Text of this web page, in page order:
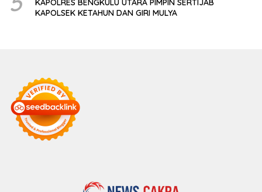
KAPOLRES BENGKULU UTARA PIMPIN SERTIJAB
KAPOLSEK KETAHUN DAN GIRI MULYA